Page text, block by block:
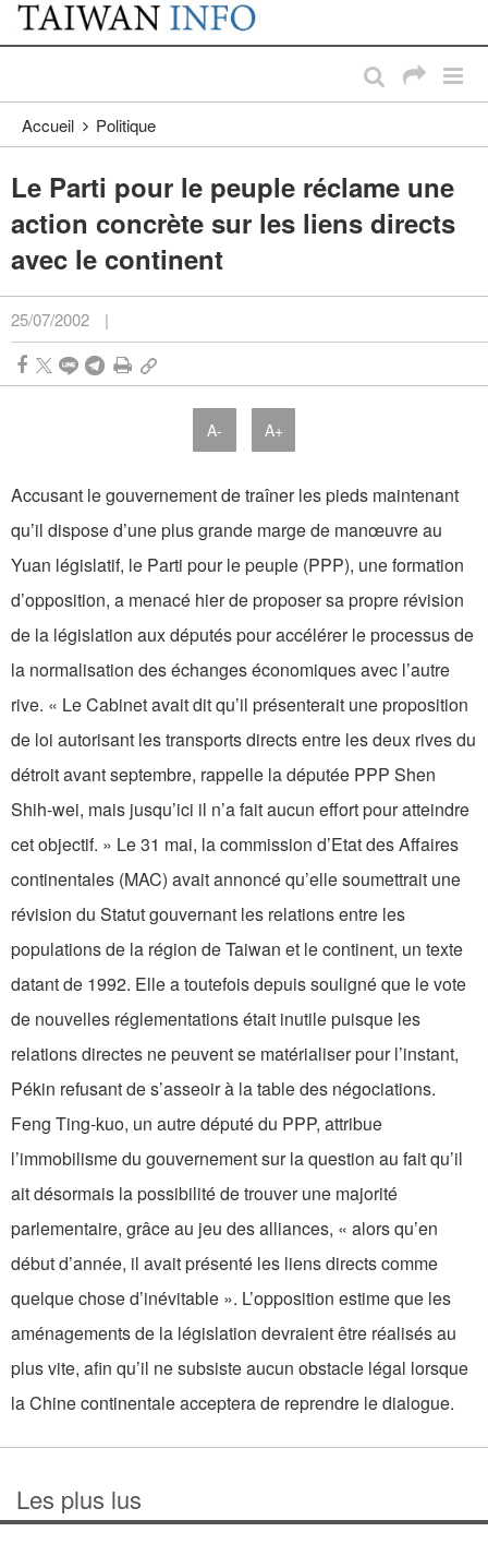
Passer au contenu principal
:::
Accueil Politique
Le Parti pour le peuple réclame une
action concrète sur les liens directs
avec le continent
25/07/2002 |
A- A+
Accusant le gouvernement de traîner les pieds maintenant
qu’il dispose d’une plus grande marge de manœuvre au
Yuan législatif, le Parti pour le peuple (PPP), une formation
d’opposition, a menacé hier de proposer sa propre révision
de la législation aux députés pour accélérer le processus de
la normalisation des échanges économiques avec l’autre
rive. « Le Cabinet avait dit qu’il présenterait une proposition
de loi autorisant les transports directs entre les deux rives du
détroit avant septembre, rappelle la députée PPP Shen
Shih-wei, mais jusqu’ici il n’a fait aucun effort pour atteindre
cet objectif. » Le 31 mai, la commission d’Etat des Affaires
continentales (MAC) avait annoncé qu’elle soumettrait une
révision du Statut gouvernant les relations entre les
populations de la région de Taiwan et le continent, un texte
datant de 1992. Elle a toutefois depuis souligné que le vote
de nouvelles réglementations était inutile puisque les
relations directes ne peuvent se matérialiser pour l’instant,
Pékin refusant de s’asseoir à la table des négociations.
Feng Ting-kuo, un autre député du PPP, attribue
l’immobilisme du gouvernement sur la question au fait qu’il
ait désormais la possibilité de trouver une majorité
parlementaire, grâce au jeu des alliances, « alors qu’en
début d’année, il avait présenté les liens directs comme
quelque chose d’inévitable ». L’opposition estime que les
aménagements de la législation devraient être réalisés au
plus vite, afin qu’il ne subsiste aucun obstacle légal lorsque
la Chine continentale acceptera de reprendre le dialogue.
Les plus lus